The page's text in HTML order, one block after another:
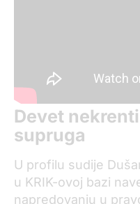
Devet
supruga
U profilu sudije
u KRIK-ovoj bazi
napredovanju u